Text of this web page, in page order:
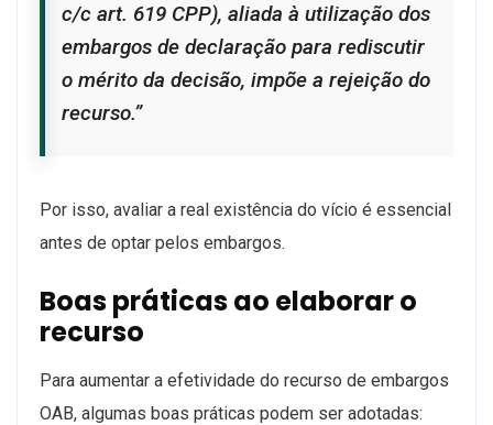
c/c art. 619 CPP), aliada à utilização dos
embargos de declaração para rediscutir
o mérito da decisão, impõe a rejeição do
recurso.”
Por isso, avaliar a real existência do vício é essencial
antes de optar pelos embargos.
Boas práticas ao elaborar o
recurso
Para aumentar a efetividade do recurso de embargos
OAB, algumas boas práticas podem ser adotadas: